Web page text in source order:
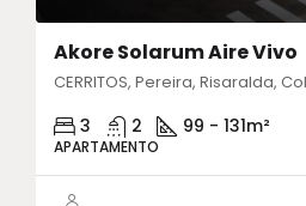
Akore Solarum Aire Vivo
CERRITOS, Pereira, Risaralda,
3 2 99 - 131m²
APARTAMENTO